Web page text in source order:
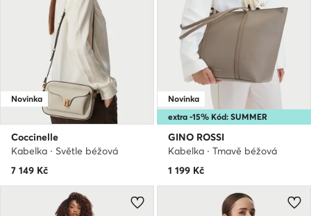
Novinka
Coccinelle
Kabelka · Světle béžová
7 149 Kč
extra -15% Kód: SUMMER
Novinka
GINO ROSSI
Kabelka · Tmavě béžová
1 199 Kč